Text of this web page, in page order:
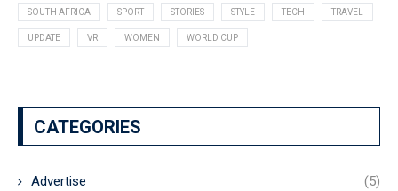
SOUTH AFRICA SPORT STORIES STYLE TECH TRAVEL
UPDATE VR WOMEN WORLD CUP
CATEGORIES
Advertise (5)